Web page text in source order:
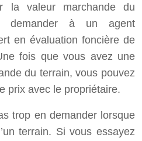
la valeur marchande du
demander à un agent
en évaluation foncière de
fois que vous avez une
du terrain, vous pouvez
prix avec le propriétaire.
trop en demander lorsque
terrain. Si vous essayez